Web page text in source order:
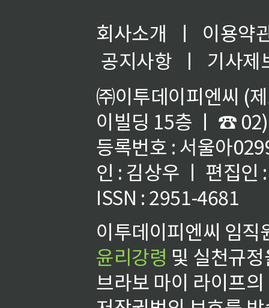
회사소개 ㅣ
이용약
공지사항
ㅣ
기사제
㈜이투데이피엔씨 (
이빌딩 15층 ㅣ ☎
등록번호 : 서울아
인 : 김상우 ㅣ 편집인
ISSN : 2951-4681
이투데이피엔씨 임
윤리강령 및 실천규
브라보 마이 라이프